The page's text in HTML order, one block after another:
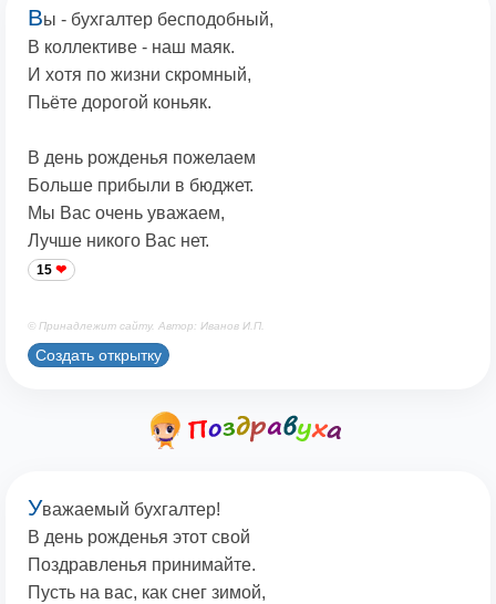
Вы - бухгалтер бесподобный,
В коллективе - наш маяк.
И хотя по жизни скромный,
Пьёте дорогой коньяк.
В день рожденья пожелаем
Больше прибыли в бюджет.
Мы Вас очень уважаем,
Лучше никого Вас нет.
15
© Принадлежит сайту. Автор: Иванов И.П.
Создать открытку
Уважаемый бухгалтер!
В день рожденья этот свой
Поздравленья принимайте.
Пусть на вас, как снег зимой,